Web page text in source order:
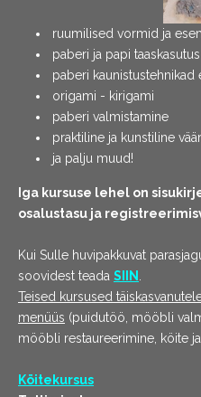
ruumilised vormid ja
paberi ja papi
paberi
origami - kirigami
paberi valmistamine
praktiline ja kunstiline
ja palju muud!
Iga kursuse lehel on
osalustasu ja
Kui Sulle huvipakkuvat
soovidest teada SIIN .
Teised kursused
menüüs (puidutöö, mööbli
mööbli restaureerimine, köite
Köitekursus